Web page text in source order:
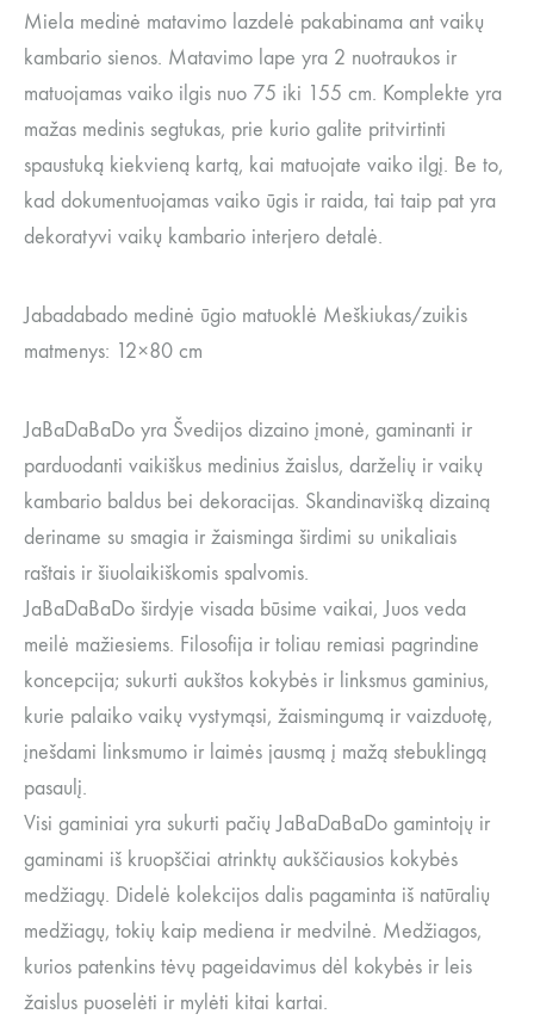
Miela medinė matavimo lazdelė pakabinama ant vaikų
kambario sienos. Matavimo lape yra 2 nuotraukos ir
matuojamas vaiko ilgis nuo 75 iki 155 cm. Komplekte yra
mažas medinis segtukas, prie kurio galite pritvirtinti
spaustuką kiekvieną kartą, kai matuojate vaiko ilgį. Be to,
kad dokumentuojamas vaiko ūgis ir raida, tai taip pat yra
dekoratyvi vaikų kambario interjero detalė.
Jabadabado medinė ūgio matuoklė Meškiukas/zuikis
matmenys: 12×80 cm
JaBaDaBaDo yra Švedijos dizaino įmonė, gaminanti ir
parduodanti vaikiškus medinius žaislus, darželių ir vaikų
kambario baldus bei dekoracijas. Skandinavišką dizainą
deriname su smagia ir žaisminga širdimi su unikaliais
raštais ir šiuolaikiškomis spalvomis.
JaBaDaBaDo širdyje visada būsime vaikai, Juos veda
meilė mažiesiems. Filosofija ir toliau remiasi pagrindine
koncepcija; sukurti aukštos kokybės ir linksmus gaminius,
kurie palaiko vaikų vystymąsi, žaismingumą ir vaizduotę,
įnešdami linksmumo ir laimės jausmą į mažą stebuklingą
pasaulį.
Visi gaminiai yra sukurti pačių JaBaDaBaDo gamintojų ir
gaminami iš kruopščiai atrinktų aukščiausios kokybės
medžiagų. Didelė kolekcijos dalis pagaminta iš natūralių
medžiagų, tokių kaip mediena ir medvilnė. Medžiagos,
kurios patenkins tėvų pageidavimus dėl kokybės ir leis
žaislus puoselėti ir mylėti kitai kartai.